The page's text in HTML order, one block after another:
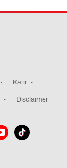
Karir
Disclaimer